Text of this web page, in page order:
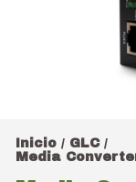
Inicio / GLC /
Media